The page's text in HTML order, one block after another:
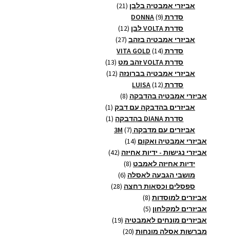
אביזרי אמבטיה בלבן 21
21
סדרת DONNA 9
9
מוצרים סדרת VOLTA לבן 12
12
מוצרים
אביזרי אמבטיה בזהב 27
27
מוצרים
סדרת VITA GOLD 14
14
מוצרים סדרת VOLTA זהב מט 13
13
מוצרים
אביזרי אמבטיה בברונזה 12
12
סדרת LUISA 12
12
מוצרים
אביזרי אמבטיה בהדבקה 8
8
מוצריםאביזרים בהדבקה עם דבק 1מוצר
1
סדרת DIANA בהדבקה 1מוצר
אביזרים עם מדבקה 3M 7
7
מוצרים
אביזרי אמבטיה ואקום 14
14
מוצריםאביזרי נגישות - ידיות אחיזה 42
42
ידיות אחיזה לאמבט 8
8
מוצרים מושבי הגבעה לאסלה 6
6
מוצרים ספסלים וכסאות רחצה 28
28
אביזרים למוסדות 8
8
מוצרים
אביזרים למקלחון 5
5
מוצרים
אביזרים מונחים לאמבטיה 19
19
מברשות אסלה מונחות 20
20